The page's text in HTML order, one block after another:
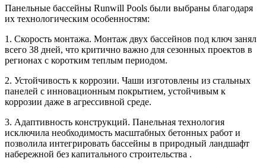
Панельные бассейны Runwill Pools были выбраны благодаря
их технологическим особенностям:
1. Скорость монтажа. Монтаж двух бассейнов под ключ занял
всего 38 дней, что критично важно для сезонных проектов в
регионах с коротким теплым периодом.
2. Устойчивость к коррозии. Чаши изготовлены из стальных
панелей с инновационным покрытием, устойчивым к
коррозии даже в агрессивной среде.
3. Адаптивность конструкций. Панельная технология
исключила необходимость масштабных бетонных работ и
позволила интегрировать бассейны в природный ландшафт
набережной без капитального строительства .